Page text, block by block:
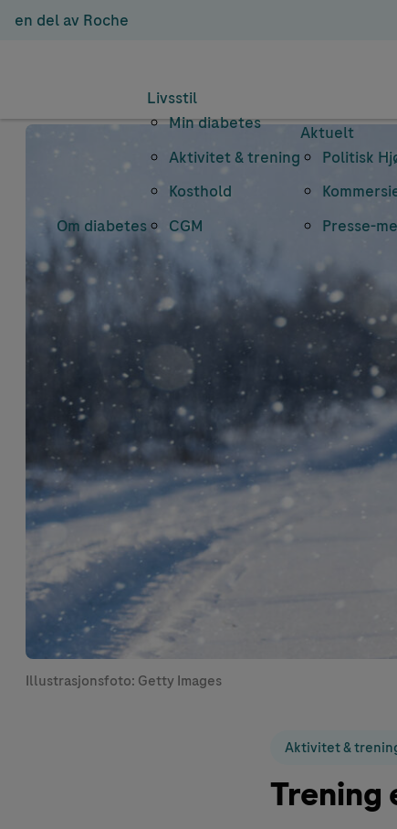
en del av Roche
Om diabetes
Livsstil
Min diabetes
Aktivitet & trening
Kosthold
CGM
Aktuelt
Politisk
Presse-
Illustrasjonsfoto: Getty Images
Aktivitet &